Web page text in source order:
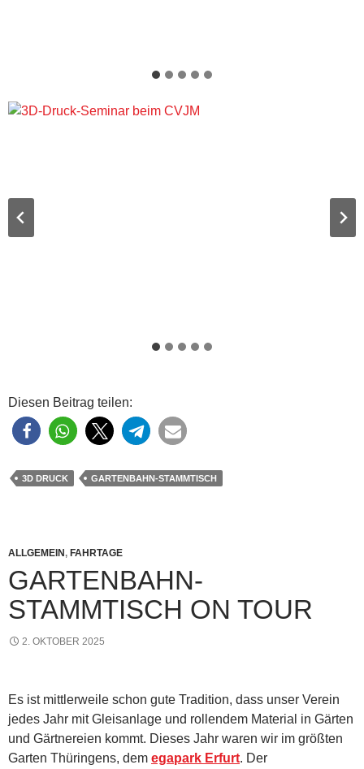
Diesen Beitrag teilen:
3D DRUCK GARTENBAHN-STAMMTISCH
ALLGEMEIN , FAHRTAGE
GARTENBAHN-
STAMMTISCH ON TOUR
2. OKTOBER 2025
Es ist mittlerweile schon gute Tradition, dass unser Verein
jedes Jahr mit Gleisanlage und rollendem Material in Gärten
und Gärtnereien kommt. Dieses Jahr waren wir im größten
Garten Thüringens, dem egapark Erfurt. Der